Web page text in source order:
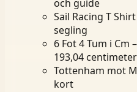
och guide
Sail Racing T
segling
6 Fot 4 Tum i Cm
193,04 centimeter
Tottenham mot
kort